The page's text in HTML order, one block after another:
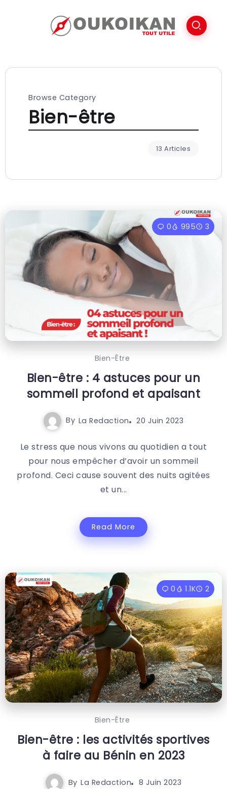
Browse Category
Bien-être
13 Articles
0 995 3
Bien-Être
Bien-être : 4 astuces pour un
sommeil profond et apaisant
By La Redaction 20 Juin 2023
Le stress que nous vivons au quotidien a tout
pour nous empêcher d’avoir un sommeil
profond. Ceci cause souvent des nuits agitées
et un...
Read More
0 1.1K 2
Bien-Être
Bien-être : les activités sportives
à faire au Bénin en 2023
By La Redaction 8 Juin 2023